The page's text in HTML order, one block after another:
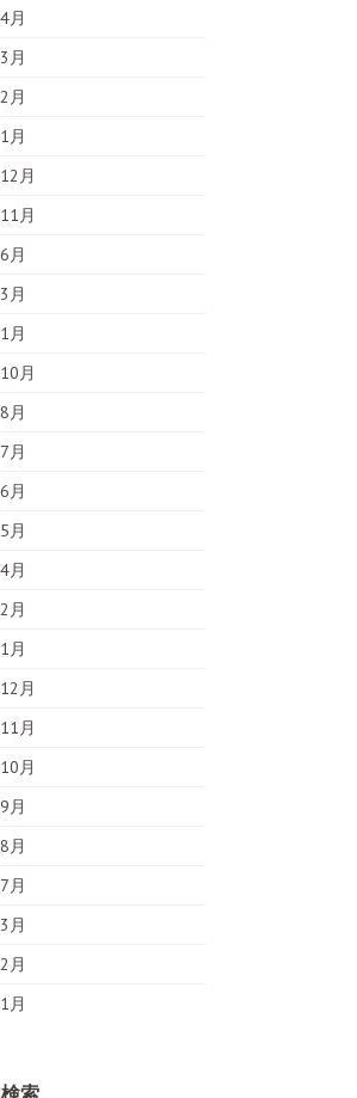
月
月
月
月
月
月
月
月
月
月
月
月
月
月
月
月
月
月
月
月
月
月
月
月
月
月